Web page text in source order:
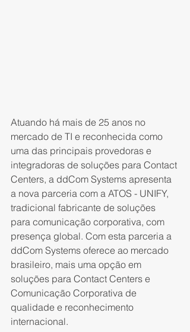
Atuando há mais de 25 anos no
mercado de TI e reconhecida como
uma das principais provedoras e
integradoras de soluções para Contact
Centers, a ddCom Systems apresenta
a nova parceria com a ATOS - UNIFY,
tradicional fabricante de soluções
para comunicação corporativa, com
presença global. Com esta parceria a
ddCom Systems oferece ao mercado
brasileiro, mais uma opção em
soluções para Contact Centers e
Comunicação Corporativa de
qualidade e reconhecimento
internacional.